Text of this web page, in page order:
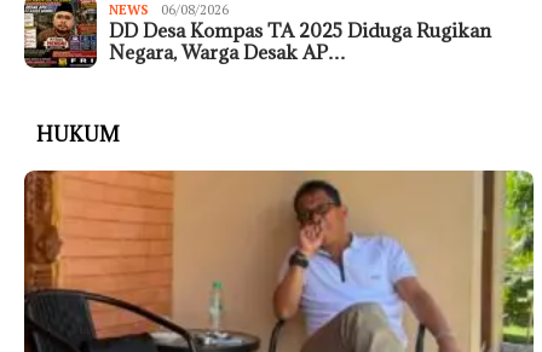
NEWS 06/08/2026
DD Desa Kompas TA 2025 Diduga Rugikan
Negara, Warga Desak AP…
HUKUM